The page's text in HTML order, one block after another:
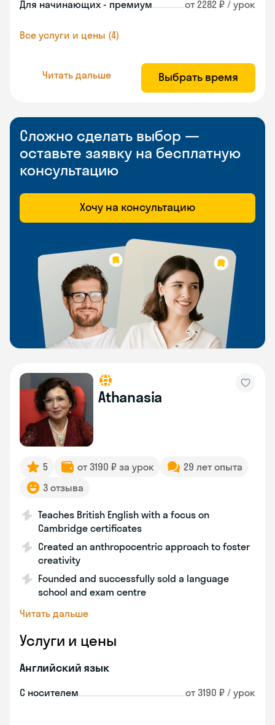
Для начинающих - премиум от 2282 ₽ / урок
Все услуги и цены (4)
Читать дальше Выбрать время
Сложно сделать выбор —
оставьте заявку на бесплатную
консультацию
Хочу на консультацию
Athanasia
5 от 3190 ₽ за урок
29 лет опыта
3 отзыва
Teaches British English with a focus on
Cambridge certificates
Created an anthropocentric approach to foster
creativity
Founded and successfully sold a language
school and exam centre
Читать дальше
Услуги и цены
Английский язык
С носителем от 3190 ₽ / урок